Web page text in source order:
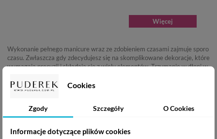
Cookies
Zgody Szczegóły O Cookies
Informacje dotyczące plików cookies
Więcej
Wykonanie pełnego manicure wraz ze zdobieniem czasami zajmuje sporo
czasu. Zwłaszcza gdy zdecydujesz się na skomplikowane dekoracje, które
wymagają precyzji i składają się z wielu elementów. Trzymanie w dłoni w
przeciążenia nadgarstków. Aby temu zapobiec warto się zaopatrzyć w
profesjonalnąpoduszkę do manicure
również podczas stylizacji paznokci w zaciszu własnego domu.Poduszka
pod rękęnie zajmuje wiele miejsca, a znacznie poprawi wygodę Tobie i
Twojej klientce oraz ułatwi wykonanie manicure.